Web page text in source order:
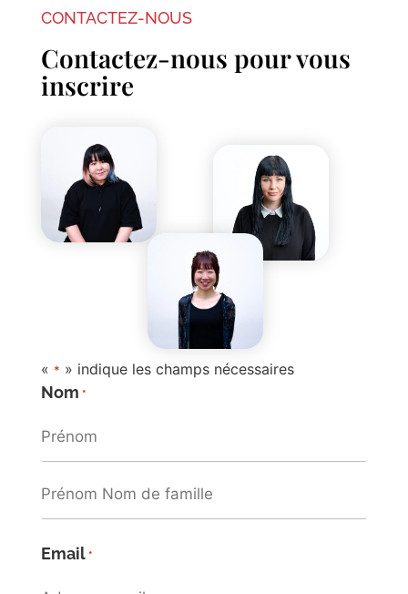
CONTACTEZ-NOUS
Contactez-nous pour vous
inscrire
« * » indique les champs nécessaires
Nom *
Email *